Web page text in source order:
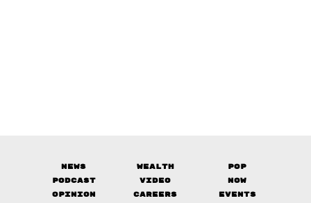
News Wealth
Pop
Podcast
Video
Now
Opinion
Careers
Events